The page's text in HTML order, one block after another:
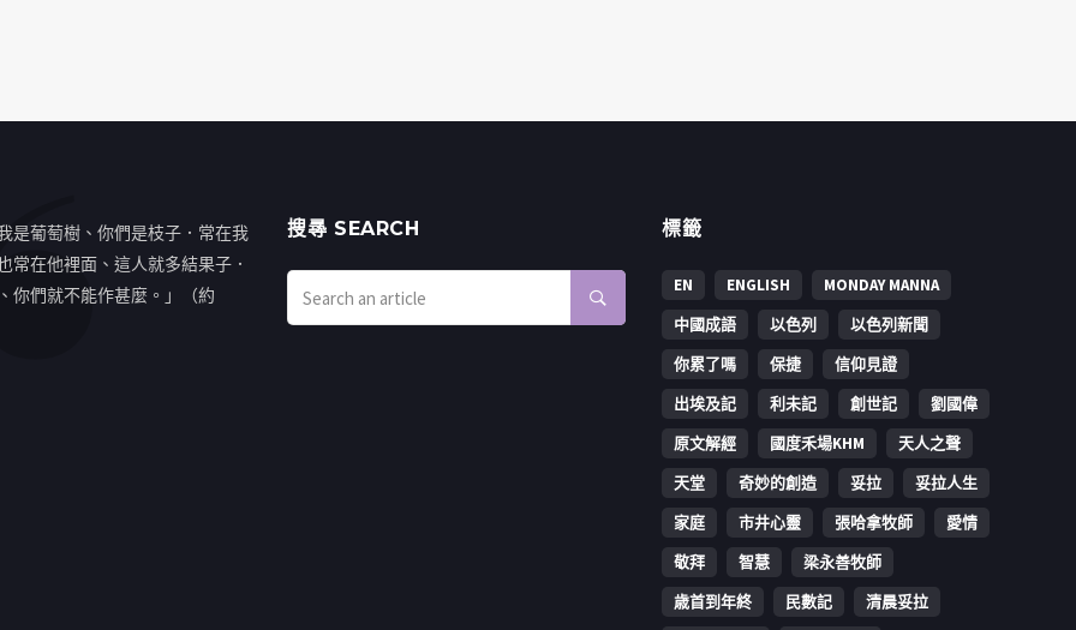
是葡萄樹、你們是枝子．常在我
常在他裡面、這人就多結果子．
你們就不能作甚麼。」（約
搜㝷 SEARCH 標籤
EN ENGLISH
MONDAY MANNA
中國成語
以色列
以色列新聞
你累了嗎
保捷
信仰見證
出埃及記
利未記 創世記
劉國偉
原文解經
國度禾場KHM
天人之聲
天堂
奇妙的創造 妥拉
妥拉人生
家庭
市井心靈 張哈拿牧師
愛情
敬拜
智慧
梁永善牧師
歳首到年終
民數記 清晨妥拉